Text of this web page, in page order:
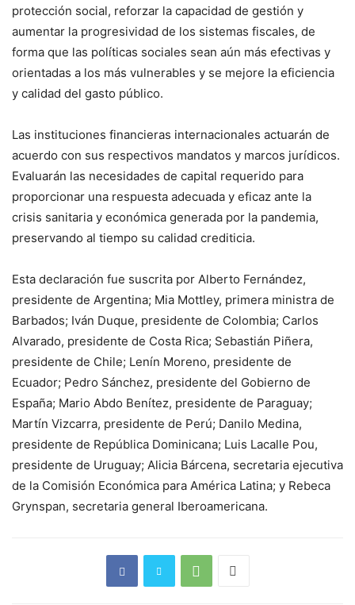
protección social, reforzar la capacidad de gestión y
aumentar la progresividad de los sistemas fiscales, de
forma que las políticas sociales sean aún más efectivas y
orientadas a los más vulnerables y se mejore la eficiencia
y calidad del gasto público.
Las instituciones financieras internacionales actuarán de
acuerdo con sus respectivos mandatos y marcos jurídicos.
Evaluarán las necesidades de capital requerido para
proporcionar una respuesta adecuada y eficaz ante la
crisis sanitaria y económica generada por la pandemia,
preservando al tiempo su calidad crediticia.
Esta declaración fue suscrita por Alberto Fernández,
presidente de Argentina; Mia Mottley, primera ministra de
Barbados; Iván Duque, presidente de Colombia; Carlos
Alvarado, presidente de Costa Rica; Sebastián Piñera,
presidente de Chile; Lenín Moreno, presidente de
Ecuador; Pedro Sánchez, presidente del Gobierno de
España; Mario Abdo Benítez, presidente de Paraguay;
Martín Vizcarra, presidente de Perú; Danilo Medina,
presidente de República Dominicana; Luis Lacalle Pou,
presidente de Uruguay; Alicia Bárcena, secretaria ejecutiva
de la Comisión Económica para América Latina; y Rebeca
Grynspan, secretaria general Iberoamericana.